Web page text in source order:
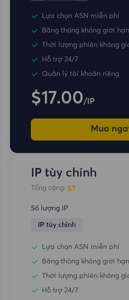
Lựa chọn ASN miễn phí
Băng thông không giới
Thời lượng phiên không
Hỗ trợ 24/7
Quản lý tài khoản riêng
$17.00/IP
Mua
IP tùy chỉnh
Tổng cộng: $?
Số lượng IP
IP tùy chỉnh
Lựa chọn ASN miễn phí
Băng thông không giới
Thời lượng phiên không
Hỗ trợ 24/7